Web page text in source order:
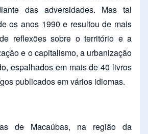
das adversidades. Mas tal
os anos 1990 e resultou de mais
reflexões sobre o território e a
e o capitalismo, a urbanização
espalhados em mais de 40 livros
publicados em vários idiomas.
de Macaúbas, na região da